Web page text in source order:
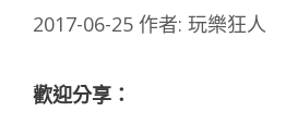
2017-06-25 作者: 玩樂狂人
歡迎分享：